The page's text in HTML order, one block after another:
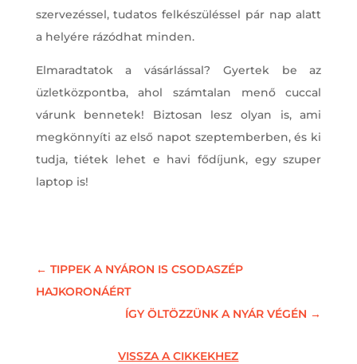
szervezéssel, tudatos felkészüléssel pár nap alatt
a helyére rázódhat minden.
Elmaradtatok a vásárlással? Gyertek be az
üzletközpontba, ahol számtalan menő cuccal
várunk bennetek! Biztosan lesz olyan is, ami
megkönnyíti az első napot szeptemberben, és ki
tudja, tiétek lehet e havi fődíjunk, egy szuper
laptop is!
← TIPPEK A NYÁRON IS CSODASZÉP
HAJKORONÁÉRT
ÍGY ÖLTÖZZÜNK A NYÁR VÉGÉN →
VISSZA A CIKKEKHEZ